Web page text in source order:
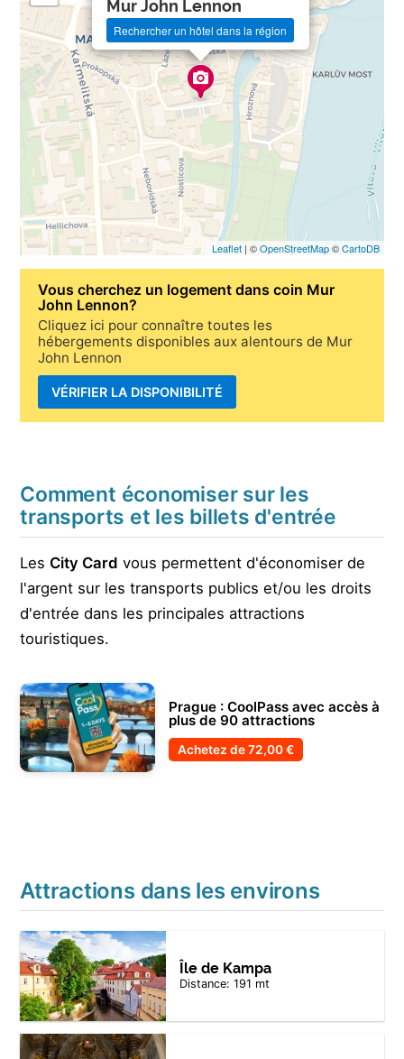
Mur John Lennon
Rechercher un hôtel dans la région
Leaflet| ©OpenStreetMap©CartoDB
Vous cherchez un logement dans coin Mur
John Lennon?
Cliquez ici pour connaître toutes les
hébergements disponibles aux alentours de Mur
John Lennon
VÉRIFIER LA DISPONIBILITÉ
Comment économiser sur les
transports et les billets d'entrée
Les City Card vous permettent d'économiser de
l'argent sur les transports publics et/ou les droits
d'entrée dans les principales attractions
touristiques.
Prague : CoolPass avec accès à
plus de 90 attractions
Achetez de72,00 €
Attractions dans les environs
Île de Kampa
Distance: 191 mt